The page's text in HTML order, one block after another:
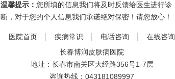
温馨提示： 您所填的信息我们将及时反馈给医生进行诊
断，对于您的个人信息我们承诺绝对保密！请您放心！
医院首页 疾病常识 电话咨询
在线咨询
长春博润皮肤病医院
地址：长春市南关区大经路356号1-7层
咨询热线： 043181089997